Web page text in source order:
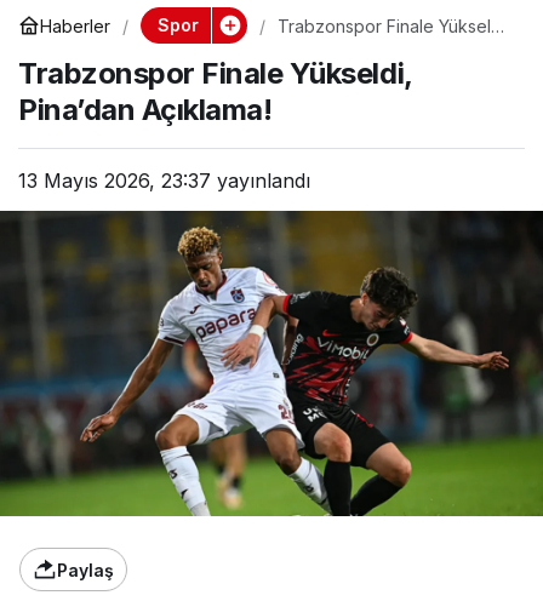
Haberler Spor
Trabzonspor Finale Yükseldi,
Trabzonspor Finale Yükseldi,
Pina’dan Açıklama!
13 Mayıs 2026, 23:37 yayınlandı
Paylaş